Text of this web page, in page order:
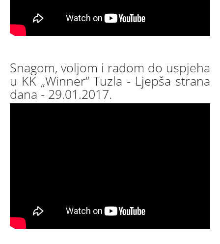
Snagom, voljom i radom do uspjeha
u KK „Winner“ Tuzla - Ljepša strana
dana - 29.01.2017.